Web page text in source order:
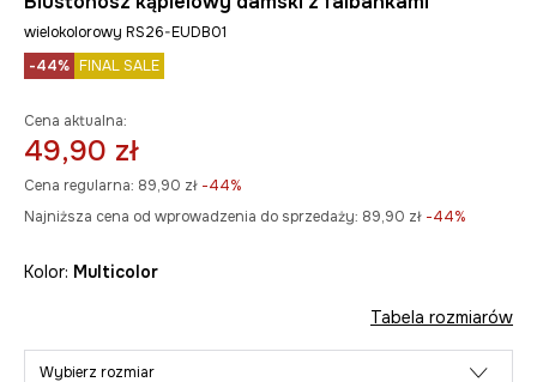
wielokolorowy RS26-EUDB01
-44% FINAL SALE
Cena aktualna:
49,90 zł
Cena regularna: 89,90 zł -44%
Najniższa cena od wprowadzenia do sprzedaży: 89,90 zł -44%
Kolor: multicolor
Tabela rozmiarów
Wybierz rozmiar